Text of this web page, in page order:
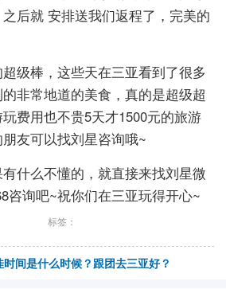
后就 安排送我们返程了，完美的
级棒，这些天在三亚看到了很多
非常地道的美食，真的是超级超
费用也不贵5天才1500元的旅游
友可以找刘星咨询哦~
什么不懂的，就直接来找刘星微
咨询吧~祝你们在三亚玩得开心~
标签：
间是什么时候？跟团去三亚好？